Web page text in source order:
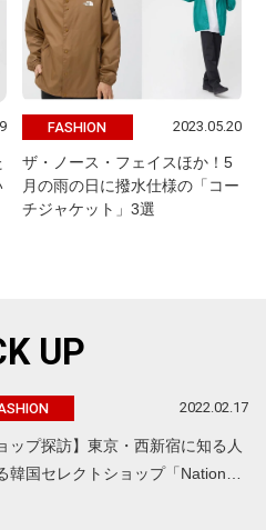
FASHION 2023.05.20
ザ・ノース・フェイスほか！5
月の雨の日に撥水仕様の「コー
チジャケット」3選
UP
2022.02.17
ップ探訪】東京・西新宿に知る人
韓国セレクトショップ「Nation…